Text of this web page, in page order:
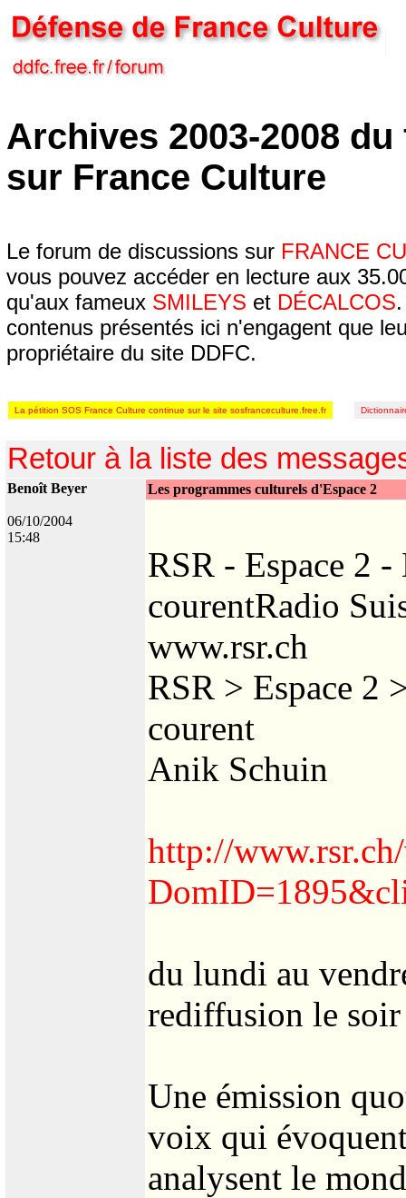
Archives 2003-2008
sur France Culture
Le forum de discussions sur FRANCE
vous pouvez accéder en lecture aux
qu'aux fameux SMILEYS et DÉCALCOS
contenus présentés ici n'engagent que
propriétaire du site DDFC.
La pétition SOS France Culture continue sur le site sosfranceculture.free.fr
Retour à la liste des
Benoît Beyer
06/10/2004
15:48
Les programmes culturels d'Espace 2
RSR - Espace 2
courentRadio
www.rsr.ch
RSR > Espace 2
courent
Anik Schuin
http://
du lundi au
rediffusion le
Une émission
voix qui
analysent le